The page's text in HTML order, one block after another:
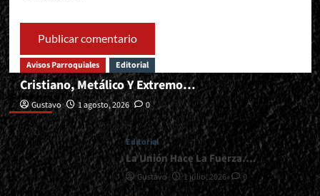
Editorial
Avisos Parroquiales Editorial
Cristiano, Metálico Y Extremo…
Gustavo 1 agosto, 2026 0
Editorial
La Unión Hace La Fuerza….
Gustavo 1 julio, 2026 0